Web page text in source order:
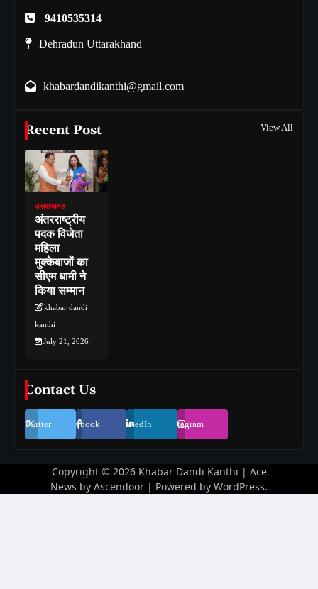
9410535314
Dehradun Uttarakhand
khabardandikanthi@gmail.com
Recent Post View All
उत्तराखण्ड
अंतरराष्ट्रीय
पदक विजेता
महिला
मुक्केबाजों का
सीएम धामी ने
किया सम्मान
khabar dandi
kanthi
July 21, 2026
Contact Us
Twitter Facebook LinkedIn Instagram
Copyright © 2026 Khabar Dandi Kanthi | Ace
News by Ascendoor | Powered by WordPress.